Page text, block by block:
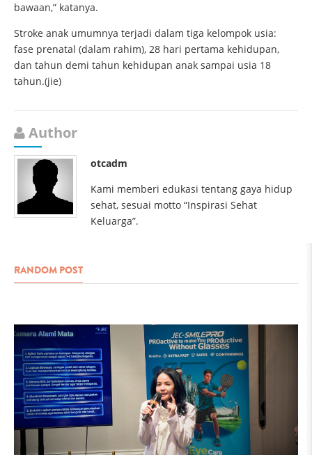
bawaan,” katanya.
Stroke anak umumnya terjadi dalam tiga kelompok usia:
fase prenatal (dalam rahim), 28 hari pertama kehidupan,
dan tahun demi tahun kehidupan anak sampai usia 18
tahun.(jie)
Author
otcadm
Kami memberi edukasi tentang gaya hidup
sehat, sesuai motto “Inspirasi Sehat
Keluarga”.
RANDOM POST